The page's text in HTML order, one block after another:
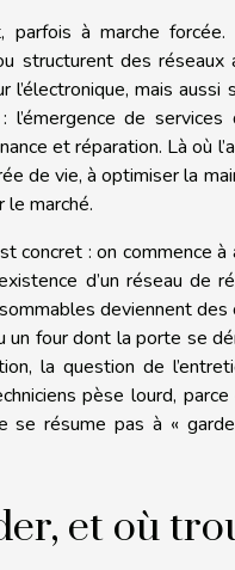
parfois à marche
structurent des
l’électronique, mais
de
et réparation. Là où
de vie, à optimiser la
marché.
concret : on commence
d’un réseau de
deviennent
un four dont la porte se
la question de
pèse lourd,
se résume pas à «
et où